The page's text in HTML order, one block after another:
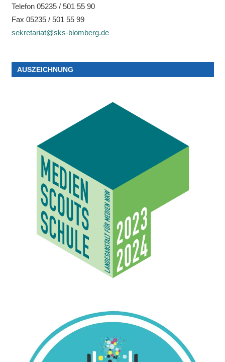
Telefon 05235 / 501 55 90
Fax 05235 / 501 55 99
sekretariat@sks-blomberg.de
AUSZEICHNUNG